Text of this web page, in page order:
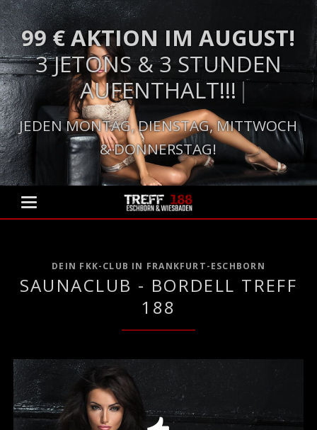
99 € AKTION IM AUGUST!
99 € AKTION IM AUGUST!
3 JETONS & 3 STUNDEN
AUFENTHALT!!!
3 JETONS & 3 STUNDEN
AUFENTHALT!!!
JEDEN MONTAG, DIENSTAG, MITTWOCH
& DONNERSTAG!
DEIN FKK-CLUB IN FRANKFURT-ESCHBORN
SAUNACLUB - BORDELL TREFF
188